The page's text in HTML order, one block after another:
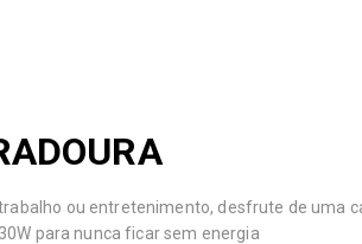
ou entretenimento, desfrute de uma
para nunca ficar sem energia